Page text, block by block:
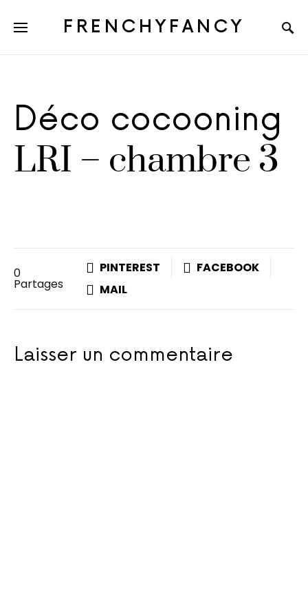
FRENCHYFANCY
Déco cocooning
LRI – chambre 3
0
Partages
PINTEREST
FACEBOOK
MAIL
Laisser un commentaire